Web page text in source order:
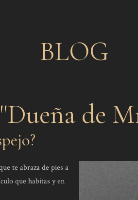
BLOG
"Dueña de
te abraza de pies a
que habitas y en